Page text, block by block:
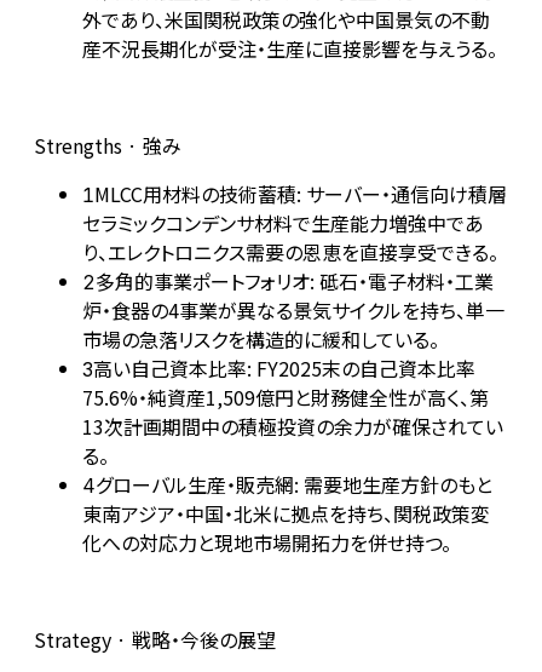
外であり、米国関税政策の強化や中国景気の不動
産不況長期化が受注・生産に直接影響を与えうる。
Strengths · 強み
1MLCC用材料の技術蓄積: サーバー・通信向け積層
セラミックコンデンサ材料で生産能力増強中であ
り、エレクトロニクス需要の恩恵を直接享受できる。
2多角的事業ポートフォリオ: 砥石・電子材料・工業
炉・食器の4事業が異なる景気サイクルを持ち、単一
市場の急落リスクを構造的に緩和している。
3高い自己資本比率: FY2025末の自己資本比率
75.6%・純資産1,509億円と財務健全性が高く、第
13次計画期間中の積極投資の余力が確保されてい
る。
4グローバル生産・販売網: 需要地生産方針のもと
東南アジア・中国・北米に拠点を持ち、関税政策変
化への対応力と現地市場開拓力を併せ持つ。
Strategy · 戦略・今後の展望